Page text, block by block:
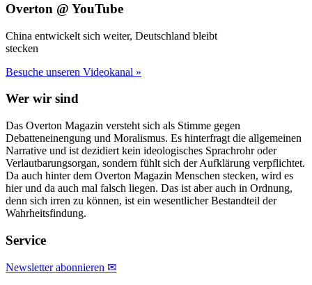
Overton @ YouTube
China entwickelt sich weiter, Deutschland bleibt
stecken
Besuche unseren Videokanal »
Wer wir sind
Das Overton Magazin versteht sich als Stimme gegen
Debatteneinengung und Moralismus. Es hinterfragt die allgemeinen
Narrative und ist dezidiert kein ideologisches Sprachrohr oder
Verlautbarungsorgan, sondern fühlt sich der Aufklärung verpflichtet.
Da auch hinter dem Overton Magazin Menschen stecken, wird es
hier und da auch mal falsch liegen. Das ist aber auch in Ordnung,
denn sich irren zu können, ist ein wesentlicher Bestandteil der
Wahrheitsfindung.
Service
Newsletter abonnieren ✉